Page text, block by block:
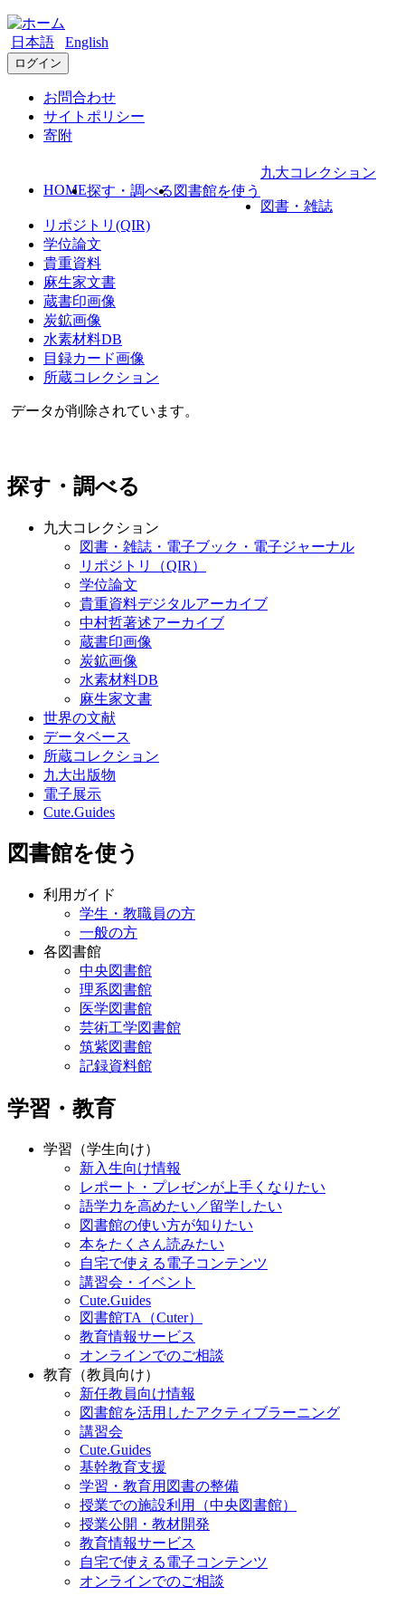
日本語 English
ログイン
お問合わせ
サイトポリシー
寄附
HOME探す・調べる 図書館を使う
九大コレクション
図書・雑誌
リポジトリ(QIR)
学位論文
貴重資料
麻生家文書
蔵書印画像
炭鉱画像
水素材料DB
目録カード画像
所蔵コレクション
データが削除されています。
探す・調べる
九大コレクション
図書・雑誌・電子ブック・電子ジャーナル
リポジトリ（QIR）
学位論文
貴重資料デジタルアーカイブ
中村哲著述アーカイブ
蔵書印画像
炭鉱画像
水素材料DB
麻生家文書
世界の文献
データベース
所蔵コレクション
九大出版物
電子展示
Cute.Guides
図書館を使う
利用ガイド
学生・教職員の方
一般の方
各図書館
中央図書館
理系図書館
医学図書館
芸術工学図書館
筑紫図書館
記録資料館
学習・教育
学習（学生向け）
新入生向け情報
レポート・プレゼンが上手くなりたい
語学力を高めたい／留学したい
図書館の使い方が知りたい
本をたくさん読みたい
自宅で使える電子コンテンツ
講習会・イベント
Cute.Guides
図書館TA（Cuter）
教育情報サービス
オンラインでのご相談
教育（教員向け）
新任教員向け情報
図書館を活用したアクティブラーニング
講習会
Cute.Guides
基幹教育支援
学習・教育用図書の整備
授業での施設利用（中央図書館）
授業公開・教材開発
教育情報サービス
自宅で使える電子コンテンツ
オンラインでのご相談